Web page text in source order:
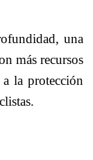
una
más recursos
la protección